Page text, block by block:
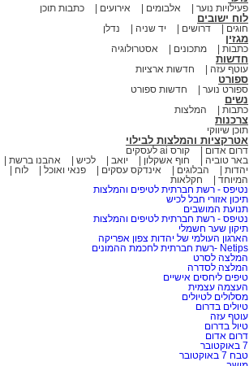
פעילויות נוער אלבומים אירועים כתבות תוכן
לוח ישובים
חוגים דרושים יד שניה נדלן
מגזין
כתבות מתכונים אסטרולוגיה
חדשות
עוטף עזה חדשות ארציות
ספורט
ספורט נוער חדשות ספורט
נשים
כתבות המלצות
צרכנות
תוכן שיווקי
אטרקציות והמלצות לבילוי
דרום אדום
קורס ai לעסקים
באר טוביה
חוף אשקלון יואב לכיש אהבנו ברשת
יהדות
הבלוגים אינדקס עסקים פנאי ואוכל לוח
המיוחד
חקלאות
נטיפס - רשת חברתית לטיפים והמלצות
תיכון אזורי חבל לכיש
תנועת המושבים
נטיפס - רשת חברתית לטיפים והמלצות
תיקון שער חשמלי
הארגון העולמי של יהדות צפון אפריקה
Netips -רשת חברתית לחכמת ההמונים
המלצה לסרט
המלצה לסדרה
טיפים ליחסים אישיים
העצמה עצמית
מסלולים לטיולים
טיולים בדרום
עוטף עזה
טיול בדרום
דרום אדום
7 באוקטובר
טבח 7 באוקטובר